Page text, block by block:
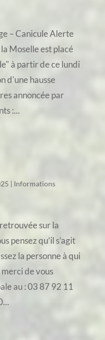
– Canicule Alerte
Moselle est placé
à partir de ce lundi
d'une hausse
annoncée par
:...
| Informations
sur la
pensez qu’il s’agit
la personne à qui
de vous
au : 03 87 92 11